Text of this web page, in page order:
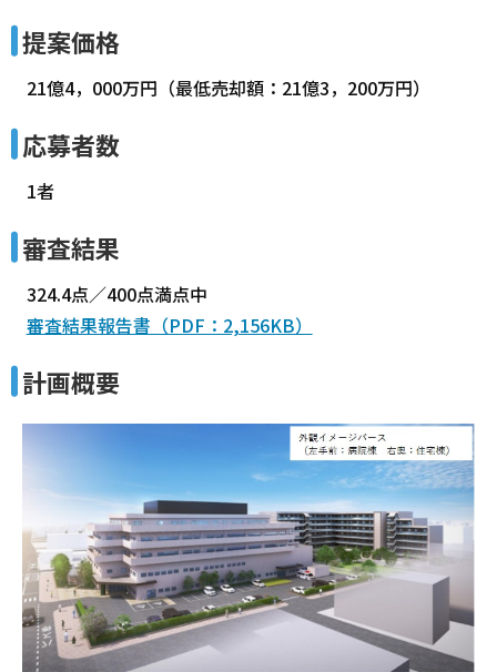
提案価格
21億4，000万円（最低売却額：21億3，200万円）
応募者数
1者
審査結果
324.4点／400点満点中
審査結果報告書（PDF：2,156KB）
計画概要